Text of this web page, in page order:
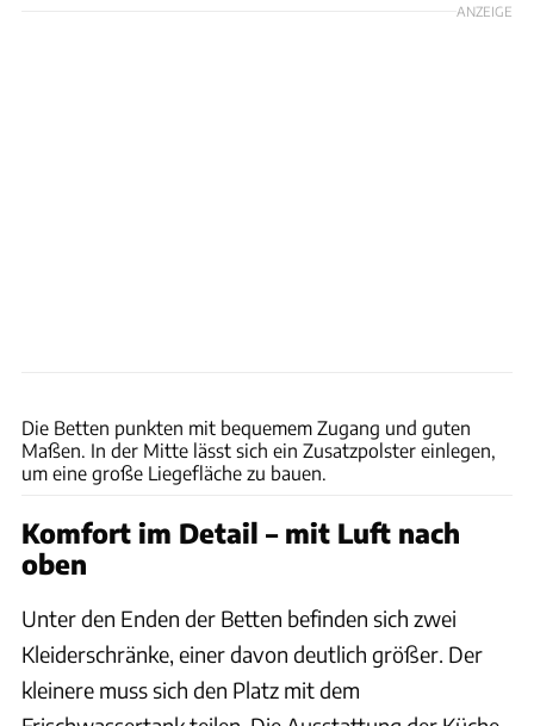
ANZEIGE
Die Betten punkten mit bequemem Zugang und guten
Maßen. In der Mitte lässt sich ein Zusatzpolster einlegen,
um eine große Liegefläche zu bauen.
Komfort im Detail – mit Luft nach
oben
Unter den Enden der Betten befinden sich zwei
Kleiderschränke, einer davon deutlich größer. Der
kleinere muss sich den Platz mit dem